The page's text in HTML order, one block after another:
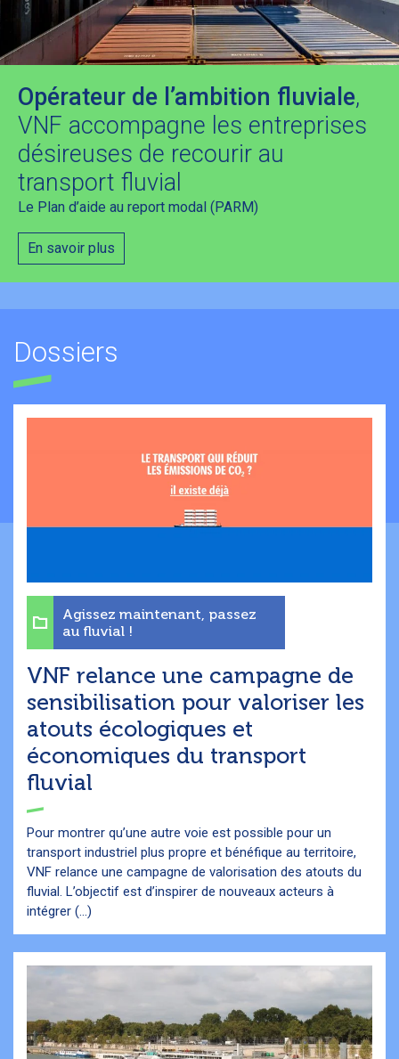
Opérateur de l’ambition fluviale,
VNF accompagne les entreprises
désireuses de recourir au
transport fluvial
Le Plan d’aide au report modal (PARM)
En savoir plus
Dossiers
VNF relance une campagne de
sensibilisation pour valoriser les
atouts écologiques et
économiques du transport
fluvial
Pour montrer qu’une autre voie est possible pour un
transport industriel plus propre et bénéfique au territoire,
VNF relance une campagne de valorisation des atouts du
fluvial. L’objectif est d’inspirer de nouveaux acteurs à
intégrer (...)
Agissez maintenant, passez
au fluvial !